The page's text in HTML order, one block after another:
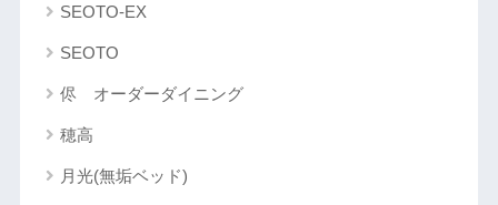
SEOTO-EX
SEOTO
侭 オーダーダイニング
穂高
月光(無垢ベッド)